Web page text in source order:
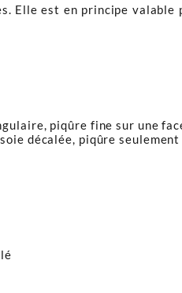
Elle est en principe
piqûre fine sur une
décalée, piqûre